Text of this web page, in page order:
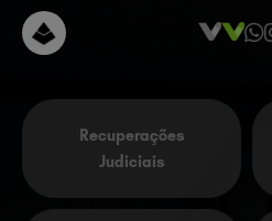
Recuperações
Judiciais